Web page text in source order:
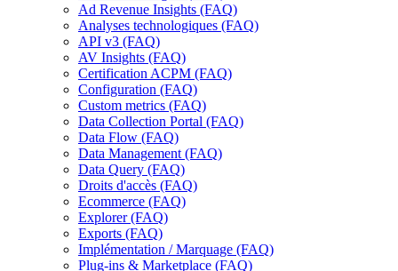
Ad Revenue Insights (FAQ)
Analyses technologiques (FAQ)
API v3 (FAQ)
AV Insights (FAQ)
Certification ACPM (FAQ)
Configuration (FAQ)
Custom metrics (FAQ)
Data Collection Portal (FAQ)
Data Flow (FAQ)
Data Management (FAQ)
Data Query (FAQ)
Droits d'accès (FAQ)
Ecommerce (FAQ)
Explorer (FAQ)
Exports (FAQ)
Implémentation / Marquage (FAQ)
Plug-ins & Marketplace (FAQ)